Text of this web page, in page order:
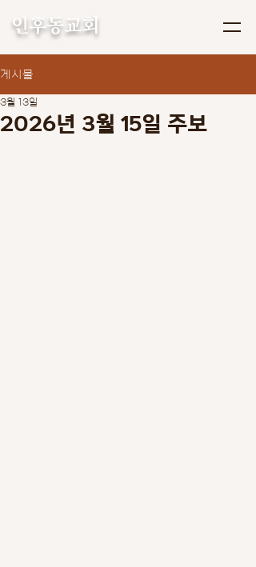
인후동교회
게시물
2026년 3월 15일 주보
3월 13일